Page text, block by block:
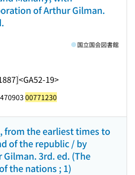
of Arthur Gilman.
<GA52-19>
国立国会図書館
00771230
from the earliest times to
of the republic / by
Gilman. 3rd. ed. (The
the nations ; 1)